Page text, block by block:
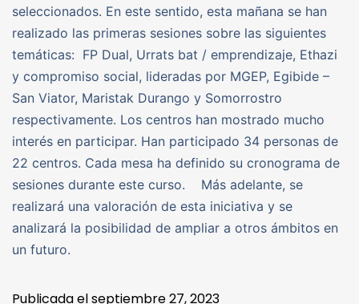
seleccionados. En este sentido, esta mañana se han
realizado las primeras sesiones sobre las siguientes
temáticas: FP Dual, Urrats bat / emprendizaje, Ethazi
y compromiso social, lideradas por MGEP, Egibide –
San Viator, Maristak Durango y Somorrostro
respectivamente. Los centros han mostrado mucho
interés en participar. Han participado 34 personas de
22 centros. Cada mesa ha definido su cronograma de
sesiones durante este curso. Más adelante, se
realizará una valoración de esta iniciativa y se
analizará la posibilidad de ampliar a otros ámbitos en
un futuro.
Publicada elseptiembre 27, 2023